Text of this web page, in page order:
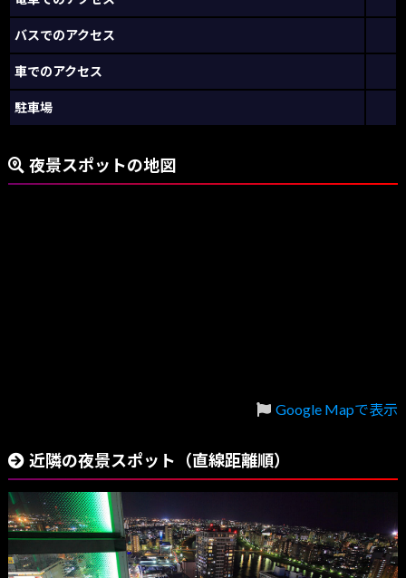
バスでのアクセス
車でのアクセス
駐車場
夜景スポットの地図
Google Mapで表示
近隣の夜景スポット（直線距離順）